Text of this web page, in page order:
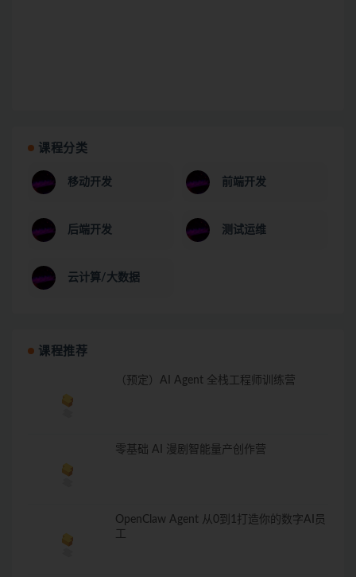
课程分类
移动开发 前端开发
后端开发 测试运维
云计算/大数据
课程推荐
（预定）AI Agent 全栈工程师训练营
零基础 AI 漫剧智能量产创作营
OpenClaw Agent 从0到1打造你的数字AI员
工